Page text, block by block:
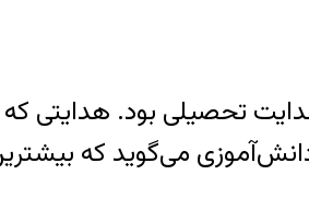
تحصیلی بود. هدایتی که
می‌گوید که